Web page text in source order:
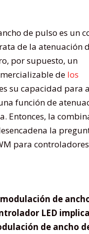
de pulso es un
de la atenuación
por supuesto, un
de los
su capacidad para
función de
Entonces, la
la
para controladores
de
LED
de ancho